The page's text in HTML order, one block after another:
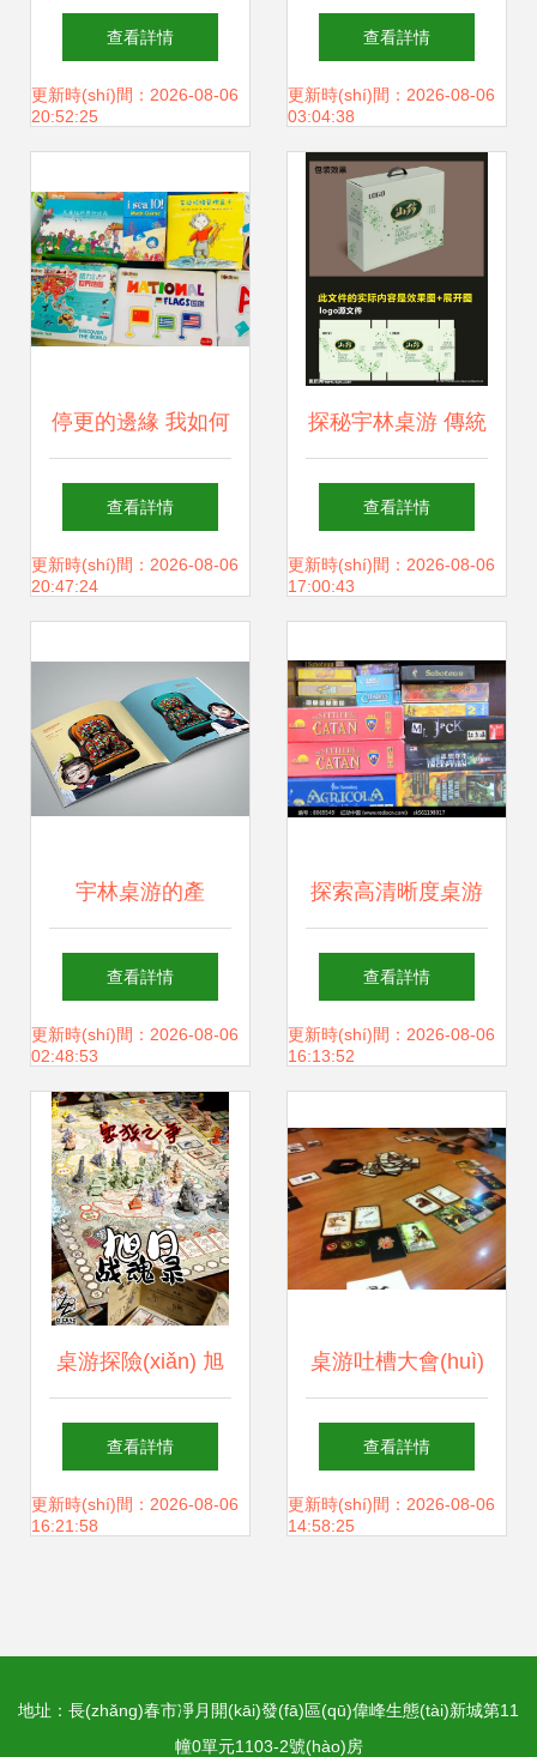
驗(yàn)室到推理桌
臺(tái) 桌游世界的
篇章
查看詳情
更新時(shí)間：2026-08-06
20:52:25
魔獸大富翁典藏版
桌游開(kāi)箱——
宇林桌游深度評
(píng)測(cè)
查看詳情
更新時(shí)間：2026-08-06
03:04:38
停更的邊緣 我如何
在創(chuàng)作與
生活間做出抉擇？
查看詳情
更新時(shí)間：2026-08-06
20:47:24
探秘宇林桌游 傳統
(tǒng)食品包裝效
果圖與展開(kāi)圖
查看詳情
更新時(shí)間：2026-08-06
17:00:43
宇林桌游的產
(chǎn)品圖冊(cè)
設(shè)計(jì)策略
讓每一款游戲在視
覺(jué)與功能上盈
利最大化
查看詳情
更新時(shí)間：2026-08-06
02:48:53
探索高清晰度桌游
包裝盒圖片的下載
途徑 以紅動(dòng)
游為例
查看詳情
更新時(shí)間：2026-08-06
16:13:52
桌游探險(xiǎn) 旭
日戰(zhàn)魂錄的
京都決戰(zhàn)
查看詳情
更新時(shí)間：2026-08-06
16:21:58
桌游吐槽大會(huì)
桌游的N種槽點
(diǎn)，你經(jīng)
查看詳情
更新時(shí)間：2026-08-06
14:58:25
地址：長(zhǎng)春市凈月開(kāi)發(fā)區(qū)偉峰生態(tài)新城第11
幢0單元1103-2號(hào)房